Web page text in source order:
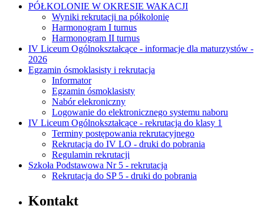
PÓŁKOLONIE W OKRESIE WAKACJI
Wyniki rekrutacji na półkolonię
Harmonogram I turnus
Harmonogram II turnus
IV Liceum Ogólnokształcące - informacje dla maturzystów -
2026
Egzamin ósmoklasisty i rekrutacja
Informator
Egzamin ósmoklasisty
Nabór elekroniczny
Logowanie do elektronicznego systemu naboru
IV Liceum Ogólnokształcące - rekrutacja do klasy 1
Terminy postępowania rekrutacyjnego
Rekrutacja do IV LO - druki do pobrania
Regulamin rekrutacji
Szkoła Podstawowa Nr 5 - rekrutacja
Rekrutacja do SP 5 - druki do pobrania
Kontakt